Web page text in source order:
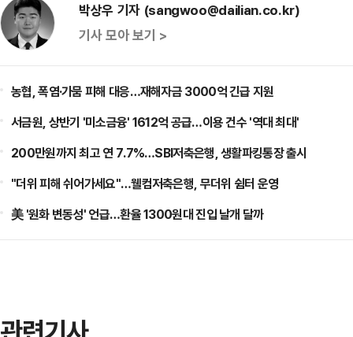
박상우 기자 (sangwoo@dailian.co.kr)
기사 모아 보기 >
농협, 폭염·가뭄 피해 대응…재해자금 3000억 긴급 지원
서금원, 상반기 '미소금융' 1612억 공급…이용 건수 '역대 최대'
200만원까지 최고 연 7.7%…SBI저축은행, 생활파킹통장 출시
"더위 피해 쉬어가세요"…웰컴저축은행, 무더위 쉼터 운영
美 '원화 변동성' 언급…환율 1300원대 진입 날개 달까